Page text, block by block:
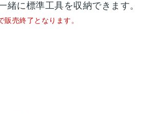
緒に標準工具を収納できます。
売終了となります。